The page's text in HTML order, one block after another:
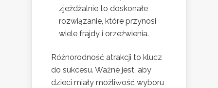
zjeżdżalnie to doskonałe
rozwiązanie, które przynosi
wiele frajdy i orzeźwienia.
Różnorodność atrakcji to klucz
do sukcesu. Ważne jest, aby
dzieci miały możliwość wyboru